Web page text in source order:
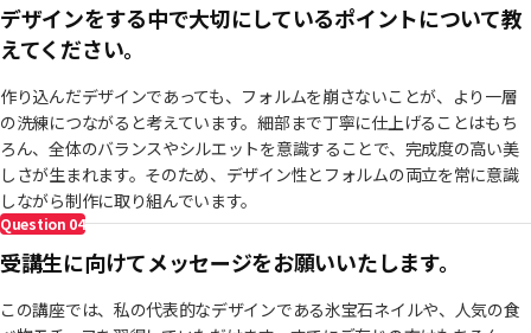
デザインをする中で大切にしているポイントについて教
えてください。
作り込んだデザインであっても、フォルムを崩さないことが、より一層
の洗練につながると考えています。細部まで丁寧に仕上げることはもち
ろん、全体のバランスやシルエットを意識することで、完成度の高い美
しさが生まれます。そのため、デザイン性とフォルムの両立を常に意識
しながら制作に取り組んでいます。
Question 04
受講生に向けてメッセージをお願いいたします。
この講座では、私の代表的なデザインである氷宝石ネイルや、人気の食